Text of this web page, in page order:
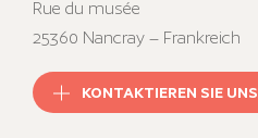
Rue du musée
25360 Nancray – Frankreich
KONTAKTIEREN SIE UNS